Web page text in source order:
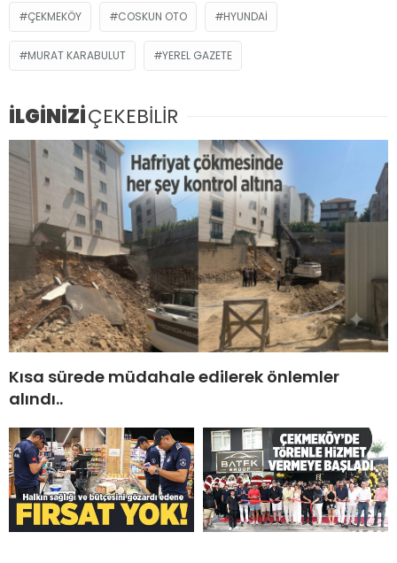
ÇEKMEKÖY COSKUN OTO HYUNDAI
MURAT KARABULUT YEREL GAZETE
İLGİNİZİÇEKEBİLİR
Kısa sürede müdahale edilerek önlemler
alındı..